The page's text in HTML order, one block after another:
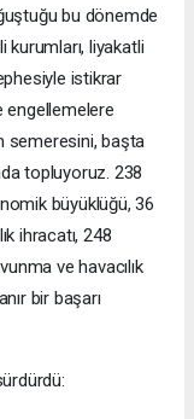
bu dönemde
kurumları, liyakatli
istikrar
engellemelere
semeresini, başta
topluyoruz. 238
büyüklüğü, 36
ihracatı, 248
ve havacılık
bir başarı